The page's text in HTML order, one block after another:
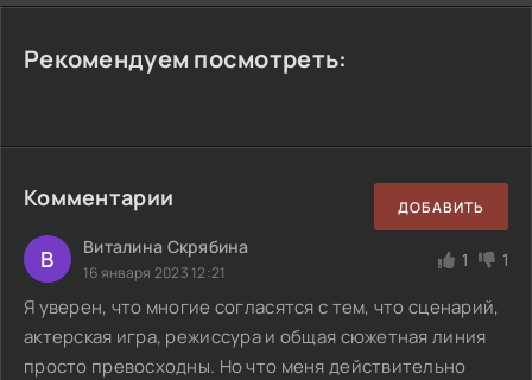
Рекомендуем посмотреть:
Комментарии ДОБАВИТЬ
В Виталина Скрябина
16 января 2023 12:21
1 1
Я уверен, что многие согласятся с тем, что сценарий,
актерская игра, режиссура и общая сюжетная линия
просто превосходны. Но что меня действительно